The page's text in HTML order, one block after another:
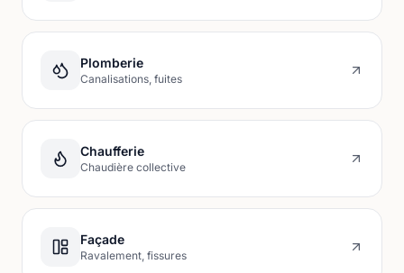
Plomberie
Canalisations, fuites
Chaufferie
Chaudière collective
Façade
Ravalement, fissures